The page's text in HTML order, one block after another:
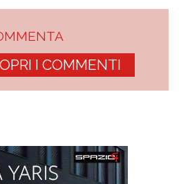
I COMMENTI